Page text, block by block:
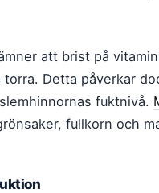
att brist på
torra. Detta påverkar
fuktnivå.
fullkorn och